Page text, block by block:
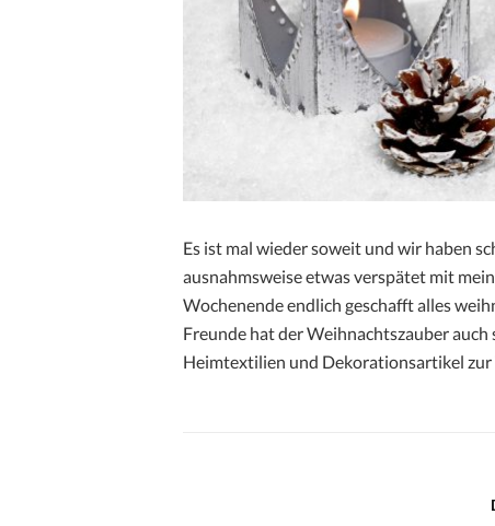
Es ist mal wieder soweit und wir haben
ausnahmsweise etwas verspätet mit
Wochenende endlich geschafft alles
Freunde hat der Weihnachtszauber
Heimtextilien und Dekorationsartikel